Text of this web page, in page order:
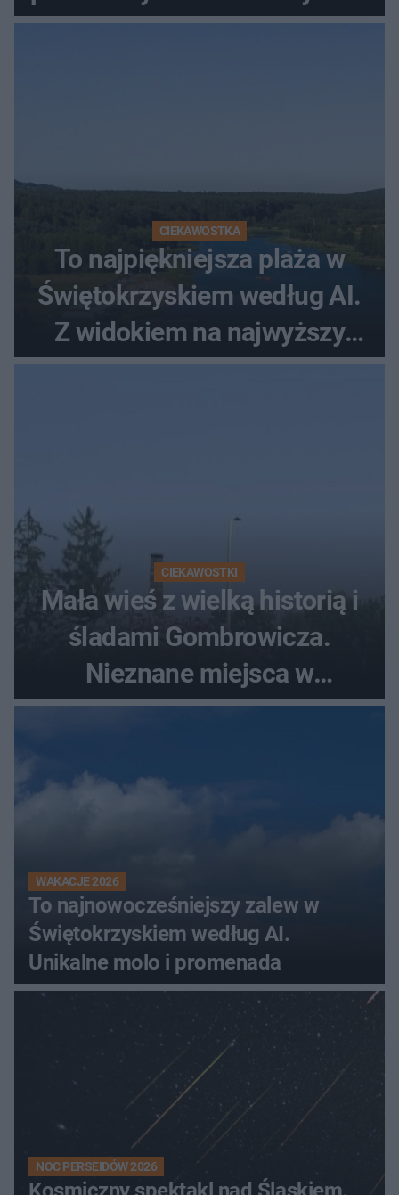
CIEKAWOSTKA
To najpiękniejsza plaża w
Świętokrzyskiem według AI.
Z widokiem na najwyższy
szczyt Gór Świętokrzyskich
CIEKAWOSTKI
Mała wieś z wielką historią i
śladami Gombrowicza.
Nieznane miejsca w
Świętokrzyskiem
WAKACJE 2026
To najnowocześniejszy zalew w
Świętokrzyskiem według AI.
Unikalne molo i promenada
NOC PERSEIDÓW 2026